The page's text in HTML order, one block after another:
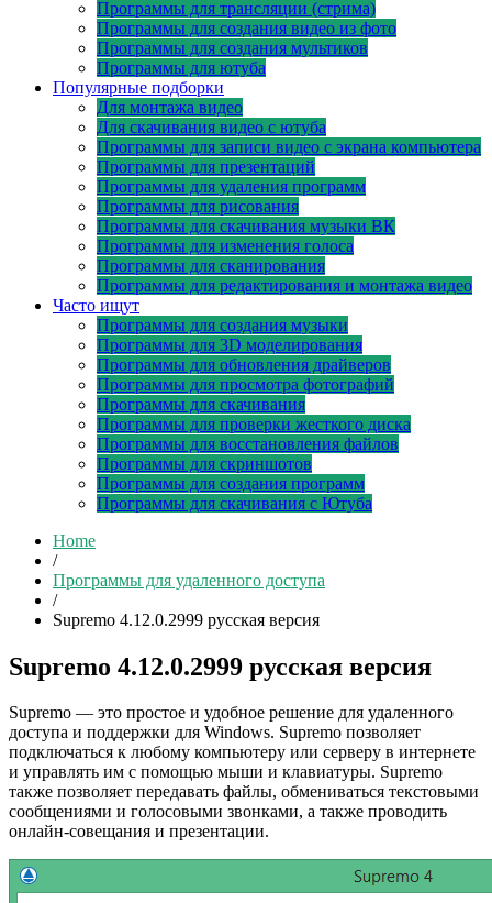
Программы для трансляции (стрима)
Программы для создания видео из фото
Программы для создания мультиков
Программы для ютуба
Популярные подборки
Для монтажа видео
Для скачивания видео с ютуба
Программы для записи видео с экрана компьютера
Программы для презентаций
Программы для удаления программ
Программы для рисования
Программы для скачивания музыки ВК
Программы для изменения голоса
Программы для сканирования
Программы для редактирования и монтажа видео
Часто ищут
Программы для создания музыки
Программы для 3D моделирования
Программы для обновления драйверов
Программы для просмотра фотографий
Программы для скачивания
Программы для проверки жесткого диска
Программы для восстановления файлов
Программы для скриншотов
Программы для создания программ
Программы для скачивания с Ютуба
Home
/
Программы для удаленного доступа
/
Supremo 4.12.0.2999 русская версия
Supremo 4.12.0.2999 русская версия
Supremo — это простое и удобное решение для удаленного
доступа и поддержки для Windows. Supremo позволяет
подключаться к любому компьютеру или серверу в интернете
и управлять им с помощью мыши и клавиатуры. Supremo
также позволяет передавать файлы, обмениваться текстовыми
сообщениями и голосовыми звонками, а также проводить
онлайн-совещания и презентации.